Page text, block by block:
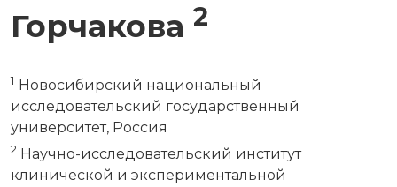
Горчакова 2
1 Новосибирский национальный
исследовательский государственный
университет, Россия
2 Научно-исследовательский институт
клинической и экспериментальной